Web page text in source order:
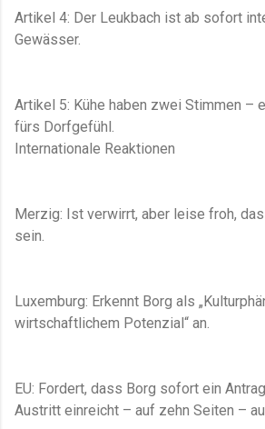
Artikel 4: Der Leukbach ist ab sofort
Gewässer.
Artikel 5: Kühe haben zwei Stimmen –
fürs Dorfgefühl.
Internationale Reaktionen
Merzig: Ist verwirrt, aber leise froh,
sein.
Luxemburg: Erkennt Borg als
wirtschaftlichem Potenzial“ an.
EU: Fordert, dass Borg sofort ein
Austritt einreicht – auf zehn Seiten –